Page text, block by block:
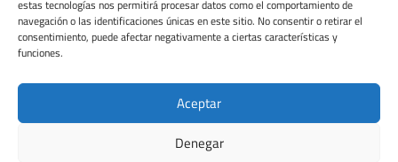
estas tecnologías nos permitirá procesar datos como el comportamiento de
navegación o las identificaciones únicas en este sitio. No consentir o retirar el
consentimiento, puede afectar negativamente a ciertas características y
funciones.
Aceptar
Denegar